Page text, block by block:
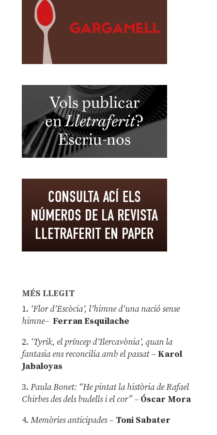
MÉS LLEGIT
1. ‘Flor d’Escòcia’, l’himne d’una nació sense
himne– Ferran Esquilache
2. ‘Tyrik, el príncep d’Ilercavònia’, quan la
fantasia ens reconcilia amb el passat– Karol
Jabaloyas
3. Paula Bonet: “He pintat la història de Rafael
Chirbes des dels budells i el cor” –Óscar Mora
4. Memòries anticipades– Toni Sabater